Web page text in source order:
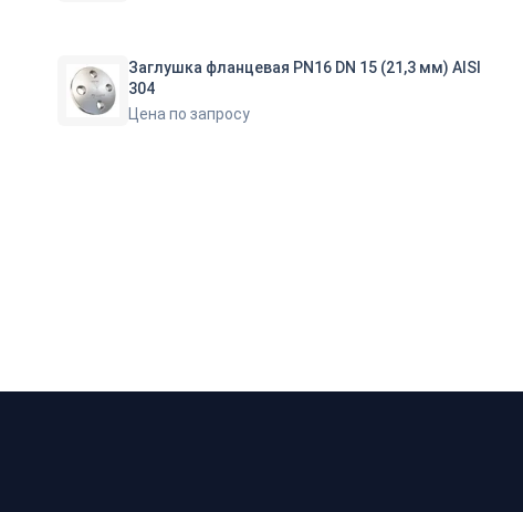
Заглушка фланцевая PN16 DN 15 (21,3 мм) AISI
304
Цена по запросу